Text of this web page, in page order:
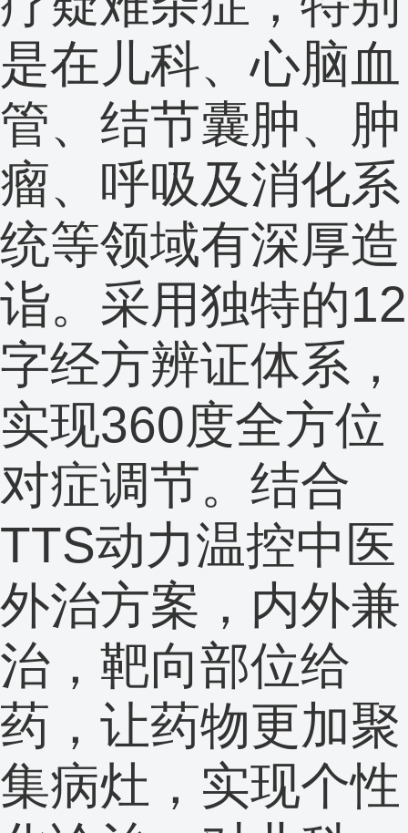
是在儿科、心脑血
管、结节囊肿、肿
瘤、呼吸及消化系
统等领域有深厚造
诣。采用独特的12
字经方辨证体系，
实现360度全方位
对症调节。结合
TTS动力温控中医
外治方案，内外兼
治，靶向部位给
药，让药物更加聚
集病灶，实现个性